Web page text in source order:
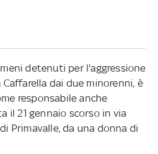
detenuti per l'aggressione
dai due minorenni, è
responsabile anche
il 21 gennaio scorso in via
Primavalle, da una donna di